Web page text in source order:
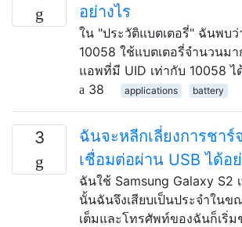
อย่างไร
ใน "ประวัติแบตเตอรี่" ฉันพบ
10058 ใช้แบตเตอรี่จำนวนม
แอพที่มี UID เท่ากับ 10058 ไ
38
applications battery
3
ฉันจะหลีกเลี่ยงการชาร์
เชื่อมต่อผ่าน USB ได้อย่
ฉันใช้ Samsung Galaxy S2
นั้นฉันจึงเสียบเป็นประจำในข
เต็มและโทรศัพท์ของฉันก็เริ่ม